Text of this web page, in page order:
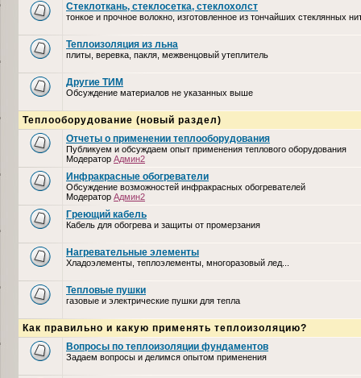
Стеклоткань, стеклосетка, cтеклохолст
тонкое и прочное волокно, изготовленное из тончайших стеклянных
Теплоизоляция из льна
плиты, веревка, пакля, межвенцовый утеплитель
Другие ТИМ
Обсуждение материалов не указанных выше
Теплооборудование (новый раздел)
Отчеты о применении теплооборудования
Публикуем и обсуждаем опыт применения теплового оборудования
Модератор Админ2
Инфракрасные обогреватели
Обсуждение возможностей инфракрасных обогревателей
Модератор Админ2
Греющий кабель
Кабель для обогрева и защиты от промерзания
Нагревательные элементы
Хладоэлементы, теплоэлементы, многоразовый лед...
Тепловые пушки
газовые и электрические пушки для тепла
Как правильно и какую применять теплоизоляцию?
Вопросы по теплоизоляции фундаментов
Задаем вопросы и делимся опытом применения